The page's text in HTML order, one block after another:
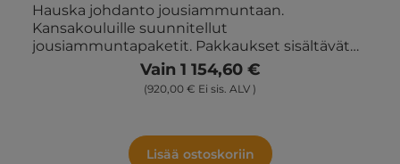
Hauska johdanto jousiammuntaan.
Kansakouluille suunnitellut
jousiammuntapaketit. Pakkaukset sisältävät
helppoja ideoita harjoituksiin ja kilpailuihin,
joita voidaan käyttää liikuntatunneilla,
oppiainerajat ylittäen ja vapaa-ajan kerhoissa
laukku. Sisältää 10 jousta, 30 imukuppinuolta ja
5 jalallista taulua.
Vain 1 154,60 €
(920,00 € Ei sis. ALV )
Lisää ostoskoriin